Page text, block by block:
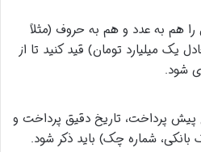
را هم به عدد و هم به حروف (مثلاً
ریال معادل یک میلیارد تومان) قید کنید تا از
شود.
پیش پرداخت، تاریخ دقیق پرداخت و
شماره چک) باید ذکر شود.